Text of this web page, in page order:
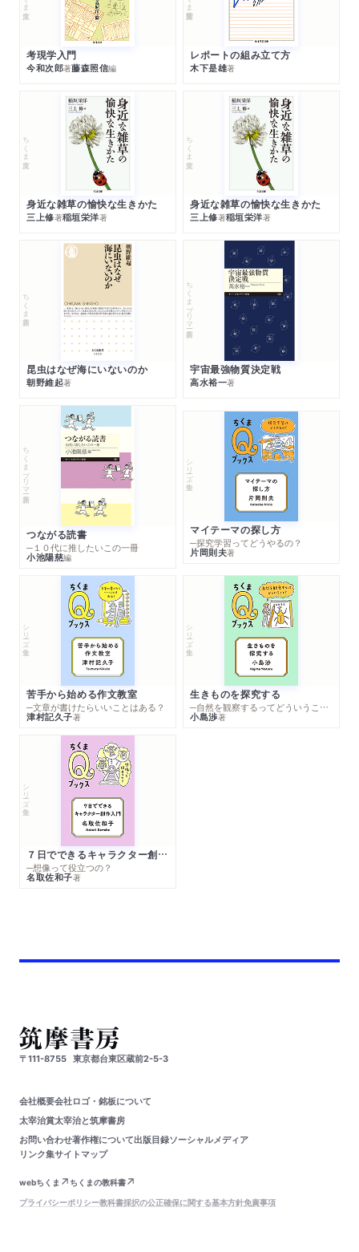
考現学入門
今和次郎著藤森照信編
レポートの組み立て方
木下是雄著
ちくま文庫
身近な雑草の愉快な生きかた
三上修著稲垣栄洋著
ちくま文庫
身近な雑草の愉快な生きかた
三上修著稲垣栄洋著
ちくま新書
昆虫はなぜ海にいないのか
朝野維起著
ちくまプリマー新書
宇宙最強物質決定戦
高水裕一著
ちくまプリマー新書
つながる読書
─１０代に推したいこの一冊
小池陽慈編
シリーズ・全集
マイテーマの探し方
─探究学習ってどうやるの？
片岡則夫著
シリーズ・全集
苦手から始める作文教室
─文章が書けたらいいことはある？
津村記久子著
シリーズ・全集
生きものを探究する
─自然を観察するってどういうこと？
小島渉著
シリーズ・全集
７日でできるキャラクター創作入門
─想像って役立つの？
名取佐和子著
〒111-8755 東京都台東区蔵前2-5-3
会社概要会社ロゴ・銘板について
太宰治賞太宰治と筑摩書房
お問い合わせ著作権について出版目録ソーシャルメディア
リンク集サイトマップ
webちくま
ちくまの教科書
プライバシーポリシー教科書採択の公正確保に関する基本方針免責事項